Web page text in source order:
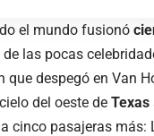
el mundo fusionó
las pocas
que despegó en Van
del oeste de Texas
cinco pasajeras más: